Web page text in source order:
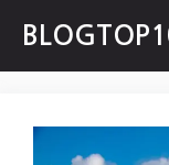
content